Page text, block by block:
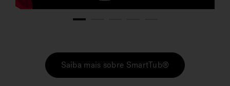
1
Saiba mais sobre SmartTub®